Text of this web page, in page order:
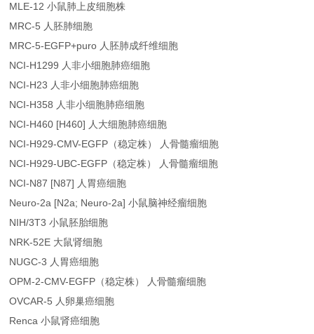
MLE-12 小鼠肺上皮细胞株
MRC-5 人胚肺细胞
MRC-5-EGFP+puro 人胚肺成纤维细胞
NCI-H1299 人非小细胞肺癌细胞
NCI-H23 人非小细胞肺癌细胞
NCI-H358 人非小细胞肺癌细胞
NCI-H460 [H460] 人大细胞肺癌细胞
NCI-H929-CMV-EGFP（稳定株） 人骨髓瘤细胞
NCI-H929-UBC-EGFP（稳定株） 人骨髓瘤细胞
NCI-N87 [N87] 人胃癌细胞
Neuro-2a [N2a; Neuro-2a] 小鼠脑神经瘤细胞
NIH/3T3 小鼠胚胎细胞
NRK-52E 大鼠肾细胞
NUGC-3 人胃癌细胞
OPM-2-CMV-EGFP（稳定株） 人骨髓瘤细胞
OVCAR-5 人卵巢癌细胞
Renca 小鼠肾癌细胞